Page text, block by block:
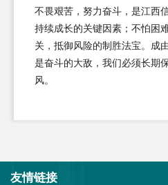
不畏艰苦，努力奋斗，是江西
持续成长的关键因素；不怕困
关，抵御风险的制胜法宝。成
是奋斗的大敌，我们必须长期
风。
友情链接